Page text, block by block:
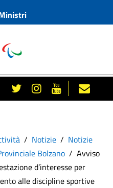
Notizie
Notizie
Bolzano
Avviso
d’interesse per
alle discipline sportive